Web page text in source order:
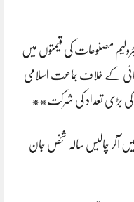
مصنوعات کی قیمتوں میں
کے خلاف جماعت اسلامی
کی بڑی تعداد کی شرکت**
میں آکر چالیس سالہ شخص جان